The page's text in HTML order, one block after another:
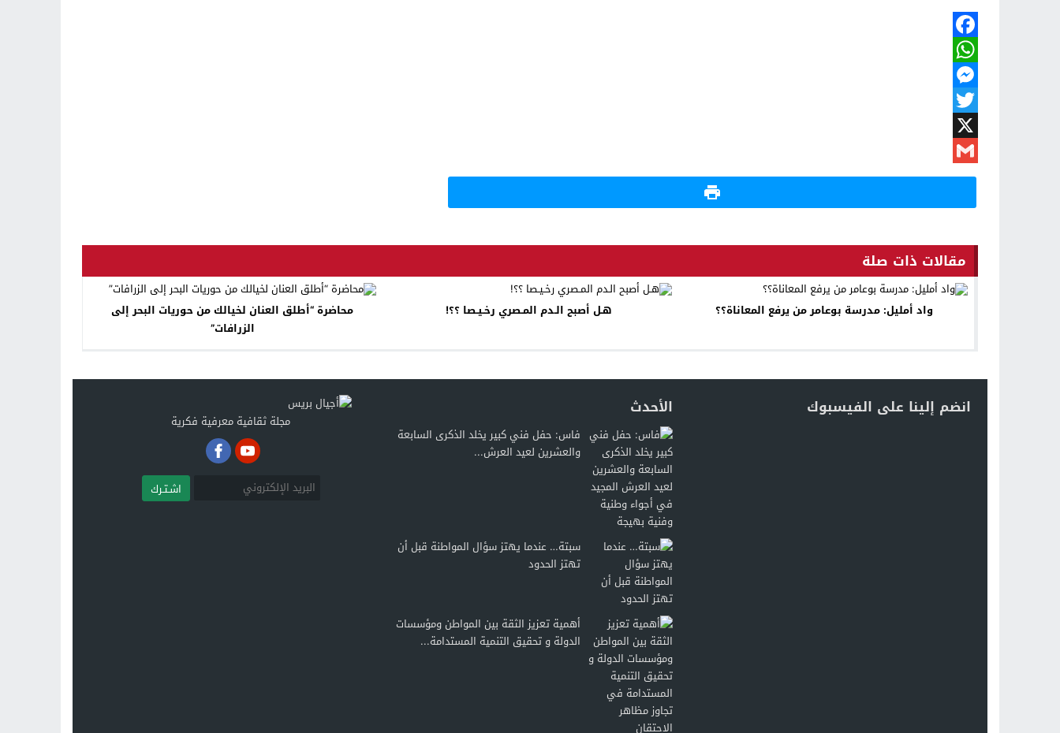
Facebook
WhatsApp
Messenger
Twitter
X
Gmail
مقالات ذات صلة
واد أمليل: مدرسة بوعامر من يرفع المعاناة؟؟ هـل أصبح الـدم المـصري رخـيـصا ؟؟!
محاضرة “أطلق العنان لخيالك من حوريات البحر إلى
الزرافات”
انضم إلينا على الفيسبوك الأحدث
فاس: حفل فني كبير يخلد الذكرى السابعة
والعشرين لعيد العرش...
سبتة… عندما يهتز سؤال المواطنة قبل أن
تهتز الحدود
أهمية تعزيز الثقة بين المواطن ومؤسسات
الدولة و تحقيق التنمية المستدامة...
مجلة ثقافية معرفية فكرية
اشـتـرك